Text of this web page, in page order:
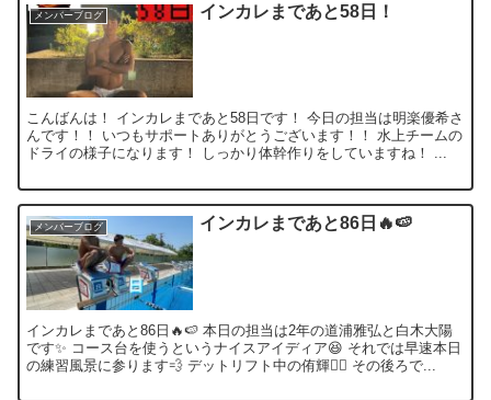
メンバーブログ インカレまであと58日！
こんばんは！ インカレまであと58日です！ 今日の担当は明楽優希さ
んです！！ いつもサポートありがとうございます！！ 水上チームの
ドライの様子になります！ しっかり体幹作りをしていますね！ ...
メンバーブログ インカレまであと86日🔥🍉
インカレまであと86日🔥🍉 本日の担当は2年の道浦雅弘と白木大陽
です✨ コース台を使うというナイスアイディア😆 それでは早速本日
の練習風景に参ります💨 デットリフト中の侑輝🏋️‍♂️ その後ろで...